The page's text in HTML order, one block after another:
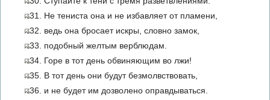
31. Не тениста она и не избавляет от пламени,
32. ведь она бросает искры, словно замок,
33. подобный желтым верблюдам.
34. Горе в тот день обвиняющим во лжи!
35. В тот день они будут безмолвствовать,
36. и не будет им дозволено оправдываться.